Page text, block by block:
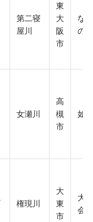
第二寝
屋川
東
大
阪
市
な
の会
女瀬川
高
槻
市
如
権現川
大
東
市
大
会